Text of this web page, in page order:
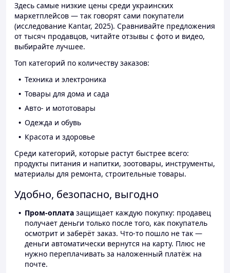
Здесь самые низкие цены среди украинских
маркетплейсов — так говорят сами покупатели
(исследование Kantar, 2025). Сравнивайте предложения
от тысяч продавцов, читайте отзывы с фото и видео,
выбирайте лучшее.
Топ категорий по количеству заказов:
Техника и электроника
Товары для дома и сада
Авто- и мототовары
Одежда и обувь
Красота и здоровье
Среди категорий, которые растут быстрее всего:
продукты питания и напитки, зоотовары, инструменты,
материалы для ремонта, строительные товары.
Удобно, безопасно, выгодно
Пром-оплата защищает каждую покупку: продавец
получает деньги только после того, как покупатель
осмотрит и заберёт заказ. Что-то пошло не так —
деньги автоматически вернутся на карту. Плюс не
нужно переплачивать за наложенный платёж на
почте.